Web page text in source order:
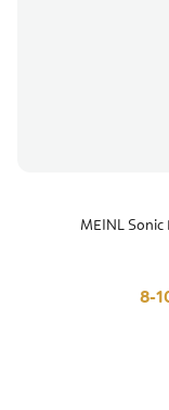
MEINL
8-